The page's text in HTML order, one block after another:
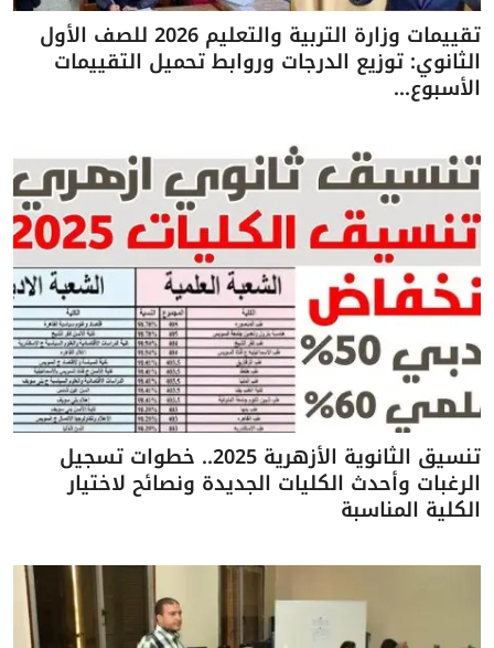
تقييمات وزارة التربية والتعليم 2026 للصف الأول
الثانوي: توزيع الدرجات وروابط تحميل التقييمات
الأسبوع...
تنسيق الثانوية الأزهرية 2025.. خطوات تسجيل
الرغبات وأحدث الكليات الجديدة ونصائح لاختيار
الكلية المناسبة